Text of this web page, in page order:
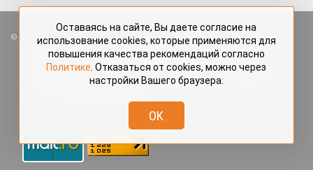
Все права защищены. Любые материалы, размещённые на портале
«Красраб.ру» сотрудниками редакции, нештатными авторами
и читателями, являются объектами авторского права. Полное или
частичное использование материалов, размещённых на портале
«Красраб.ру», допускается только с письменного согласия редакции
redaktor@krasrab.krsn.ru.
Оставаясь на сайте, Вы даете согласие на
использование cookies, которые применяются для
повышения качества рекомендаций согласно
Политике . Отказаться от cookies, можно через
настройки Вашего браузера.
OK